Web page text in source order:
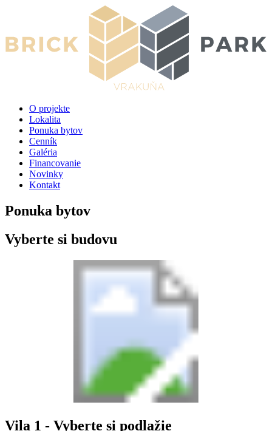
O projekte
Lokalita
Ponuka bytov
Cenník
Galéria
Financovanie
Novinky
Kontakt
Ponuka bytov
Vyberte si budovu
Vila 1 - Vyberte si podlažie